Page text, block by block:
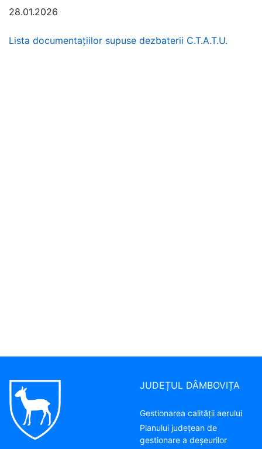
28.01.2026
Lista documentaţiilor supuse dezbaterii C.T.A.T.U.
JUDEȚUL DÂMBOVIȚA
Gestionarea calității aerului
Planului județean de
gestionare a deșeurilor